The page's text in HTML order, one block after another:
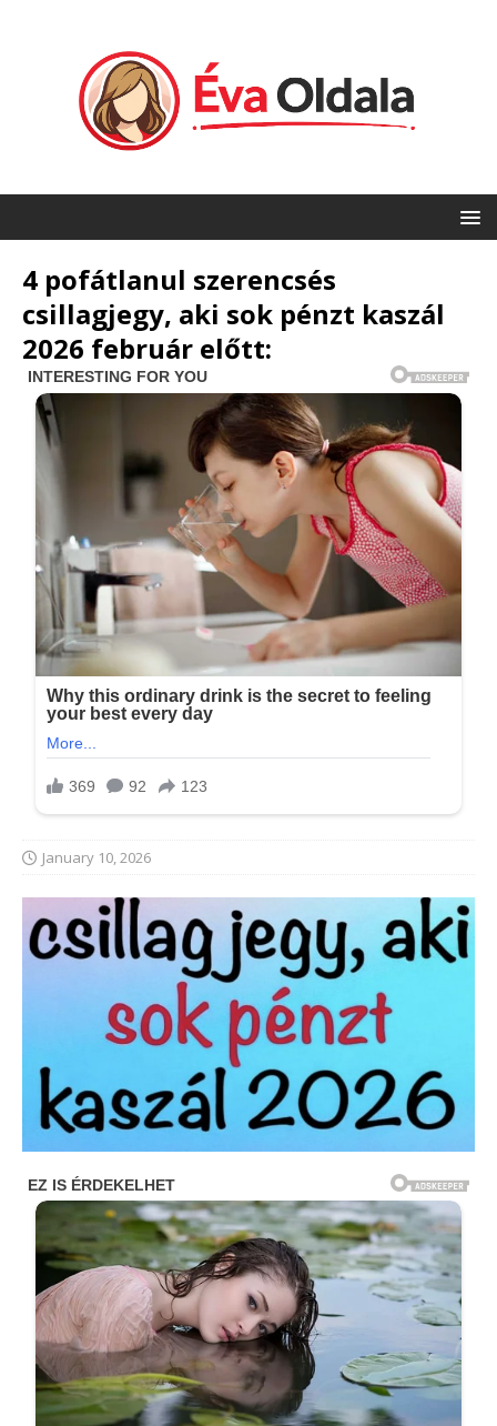
4 pofátlanul szerencsés
csillagjegy, aki sok pénzt kaszál
2026 február előtt:
January 10, 2026